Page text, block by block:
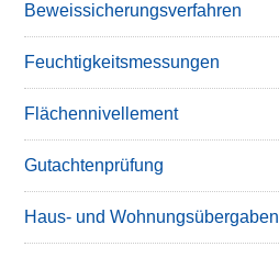
Beweissicherungsverfahren
Feuchtigkeitsmessungen
Flächennivellement
Gutachtenprüfung
Haus- und Wohnungsübergaben